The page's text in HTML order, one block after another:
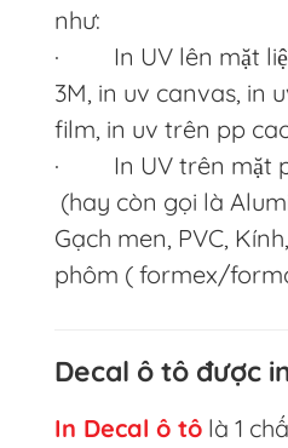
như:
· In UV lên mặt
3M, in uv canvas, in
film, in uv trên pp
· In UV trên mặt
(hay còn gọi là
Gạch men, PVC,
phôm ( formex/
Decal ô tô được
In Decal ô tôlà 1